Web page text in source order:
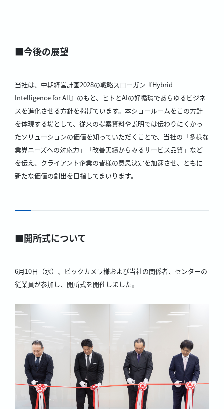
■今後の展望
当社は、中期経営計画2028の戦略スローガン『Hybrid
Intelligence for All』のもと、ヒトとAIの好循環であらゆるビジネ
スを進化させる方針を掲げています。本ショールームをこの方針
を体現する場として、従来の提案資料や説明では伝わりにくかっ
たソリューションの価値を知っていただくことで、当社の「多様な
業界ニーズへの対応力」「改善実績からみるサービス品質」など
を伝え、クライアント企業の皆様の意思決定を加速させ、ともに
新たな価値の創出を目指してまいります。
■開所式について
6月10日（水）、ビックカメラ様および当社の関係者、センターの
従業員が参加し、開所式を開催しました。